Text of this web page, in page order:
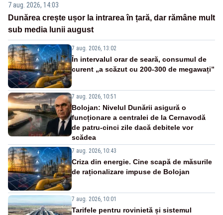
7 aug. 2026, 14:03
Dunărea crește ușor la intrarea în țară, dar rămâne mult
sub media lunii august
7 aug. 2026, 13:02
În intervalul orar de seară, consumul de
curent „a scăzut cu 200-300 de megawați”
7 aug. 2026, 10:51
Bolojan: Nivelul Dunării asigură o
funcționare a centralei de la Cernavodă
de patru-cinci zile dacă debitele vor
scădea
7 aug. 2026, 10:43
Criza din energie. Cine scapă de măsurile
de raționalizare impuse de Bolojan
7 aug. 2026, 10:01
Tarifele pentru rovinietă și sistemul